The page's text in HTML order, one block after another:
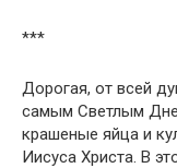
***
Дорогая, от всей
самым Светлым
крашеные яйца и
Иисуса Христа. В